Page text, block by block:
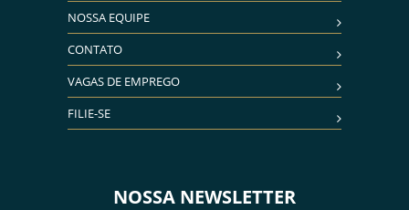
NOSSA EQUIPE
CONTATO
VAGAS DE EMPREGO
FILIE-SE
NOSSA NEWSLETTER